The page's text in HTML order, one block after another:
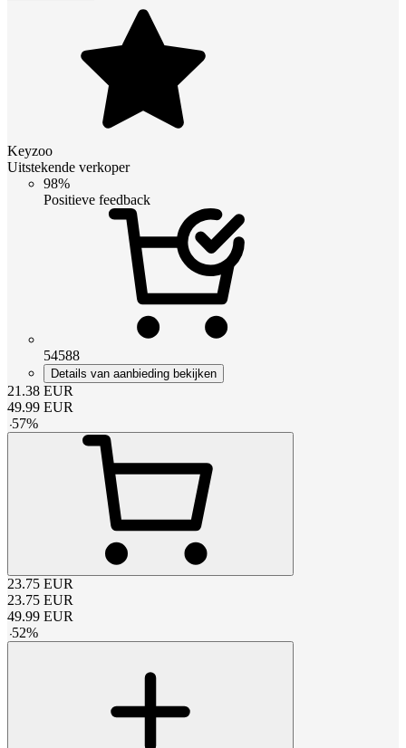
Keyzoo
Uitstekende verkoper
98%
Positieve feedback
54588
Details van aanbieding bekijken
21.38 EUR
49.99 EUR
-57%
23.75 EUR
23.75 EUR
49.99 EUR
-52%